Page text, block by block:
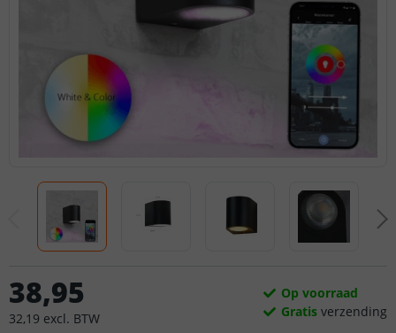
38,95
32,19 excl. BTW
Op voorraad
Gratis verzending